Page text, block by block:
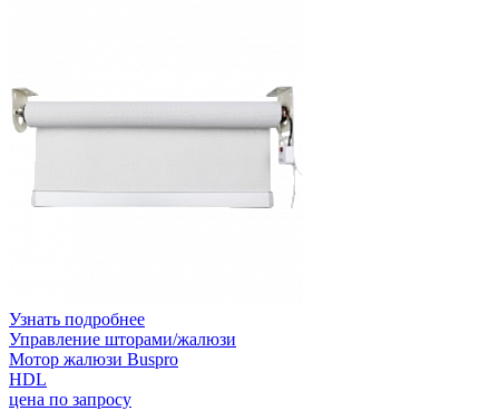
Узнать подробнее
Управление шторами/жалюзи
Мотор жалюзи Buspro
HDL
цена по запросу